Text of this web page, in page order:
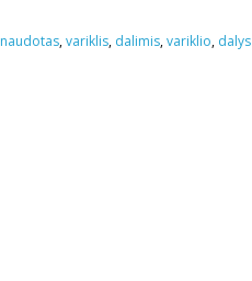
naudotas,variklis, dalimis,variklio, dalys